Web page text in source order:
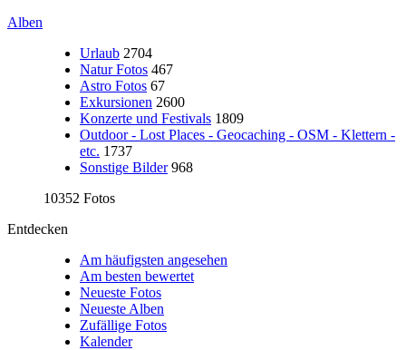
Alben
Urlaub 2704
Natur Fotos 467
Astro Fotos 67
Exkursionen 2600
Konzerte und Festivals 1809
Outdoor - Lost Places - Geocaching - OSM - Klettern -
etc. 1737
Sonstige Bilder 968
10352 Fotos
Entdecken
Am häufigsten angesehen
Am besten bewertet
Neueste Fotos
Neueste Alben
Zufällige Fotos
Kalender